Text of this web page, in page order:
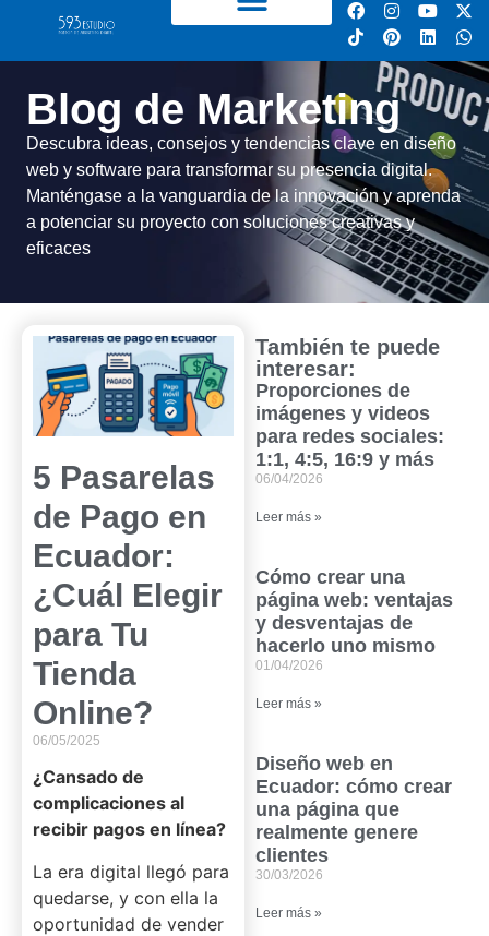
Blog de Marketing
Descubra ideas, consejos y tendencias clave en diseño
web y software para transformar su presencia digital.
Manténgase a la vanguardia de la innovación y aprenda
a potenciar su proyecto con soluciones creativas y
eficaces
5 Pasarelas
de Pago en
Ecuador:
¿Cuál Elegir
para Tu
Tienda
Online?
06/05/2025
¿Cansado de
complicaciones al
recibir pagos en línea?
La era digital llegó para
quedarse, y con ella la
oportunidad de vender
También te puede
interesar:
Proporciones de
imágenes y videos
para redes sociales:
1:1, 4:5, 16:9 y más
06/04/2026
Leer más »
Cómo crear una
página web: ventajas
y desventajas de
hacerlo uno mismo
01/04/2026
Leer más »
Diseño web en
Ecuador: cómo crear
una página que
realmente genere
clientes
30/03/2026
Leer más »